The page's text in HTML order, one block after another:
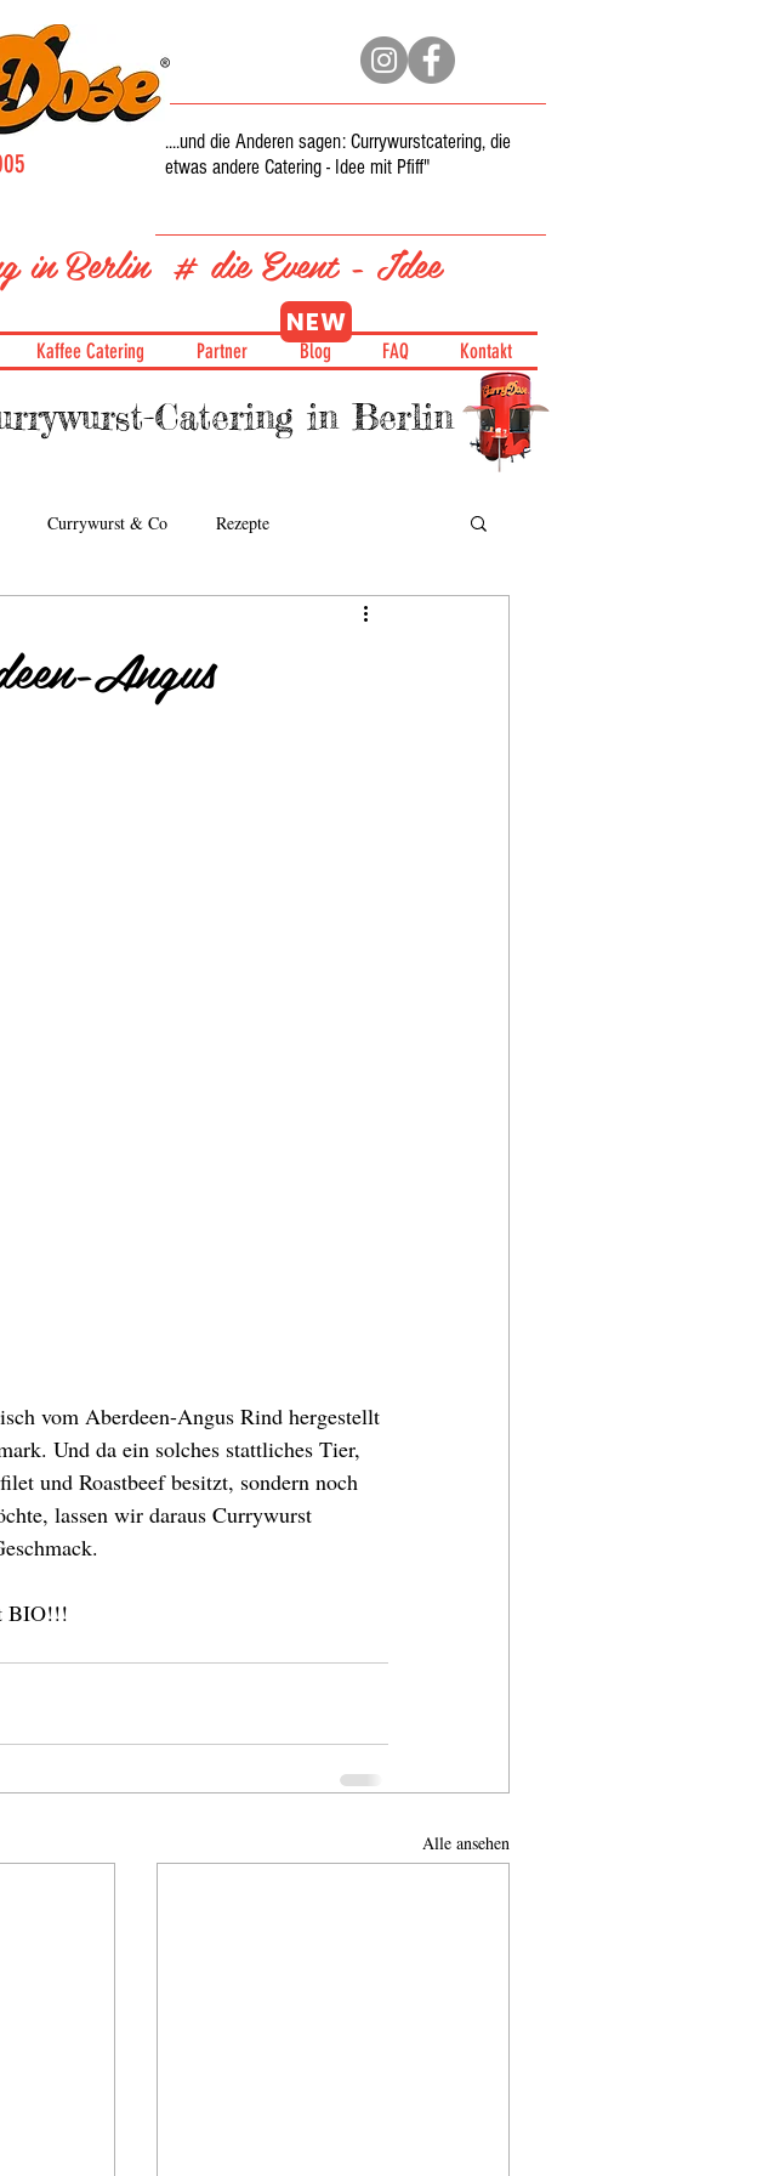
....und die Anderen sagen: Currywurstcatering, die
etwas andere Catering - Idee mit Pfiff"
in Berlin # die Event - Idee
Kaffee Catering Partner Blog FAQ Kontakt
NEW
Catering in Berlin
Currywurst & Co Rezepte
Angus
vom Aberdeen-Angus Rind hergestellt
Und da ein solches stattliches Tier,
und Roastbeef besitzt, sondern noch
lassen wir daraus Currywurst
BIO!!!
Alle ansehen